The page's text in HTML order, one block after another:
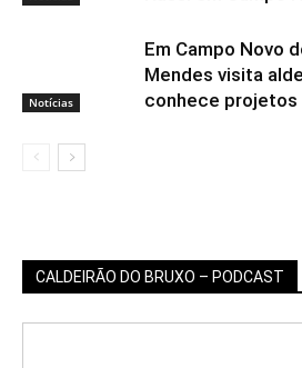
Notícias
Em Campo Novo
Mendes visita
conhece projetos
CALDEIRÃO DO BRUXO – PODCAST